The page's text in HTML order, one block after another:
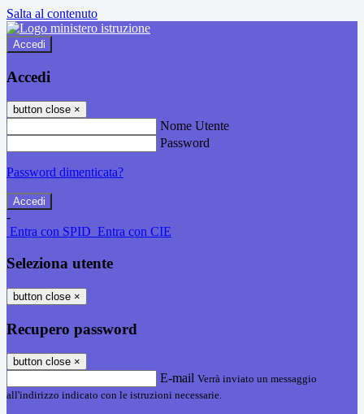
Salta al contenuto
Accedi
Accedi
button close ×
Nome Utente
Password
Password dimenticata?
-
Entra con SPID Entra con CIE
Seleziona utente
button close ×
Recupero password
button close ×
E-mail Verrà inviato un messaggio
all'indirizzo indicato con le istruzioni necessarie.